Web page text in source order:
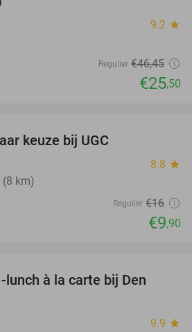
9.2 star
Regulier €46,45
€25,50
keuze bij UGC
8.8 star
(8 km)
Regulier €16
€9,90
à la carte bij Den
9.9 star